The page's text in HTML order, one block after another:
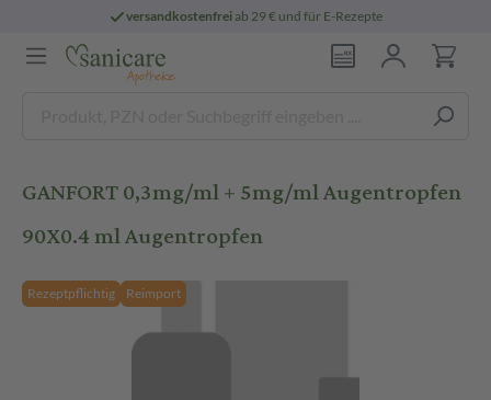
versandkostenfreiab 29 € und für E-Rezepte
GANFORT 0,3mg/ml + 5mg/ml Augentropfen
90X0.4 ml Augentropfen
Rezeptpflichtig Reimport